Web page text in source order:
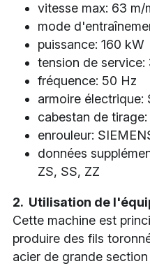
vitesse max: 63 m/
mode
puissance: 160 kW
tension de service:
fréquence: 50 Hz
armoire électrique:
cabestan de
enrouleur:
données
ZS, SS, ZZ
2.  Utilisation de
Cette machine est
produire des fils
acier de grande